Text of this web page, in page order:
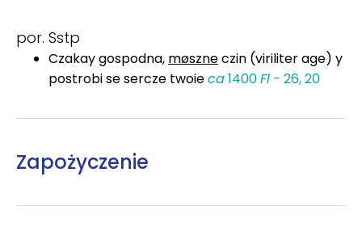
por. Sstp
Czakay gospodna, møszneczin (viriliter age) y
postrobi se sercze twoieca1400Fl - 26, 20
Zapożyczenie